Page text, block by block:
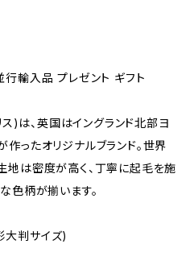
輸入品 プレゼント ギフト
)は、英国はイングランド北部ヨ
ったオリジナルブランド。世界
地は密度が高く、丁寧に起毛を施
色柄が揃います。
大判サイズ)